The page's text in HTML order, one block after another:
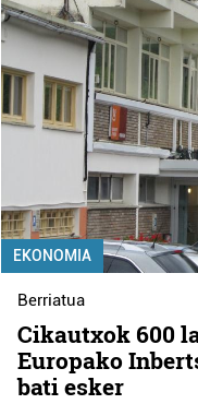
EKONOMIA
Berriatua
Cikautxok 600
Europako
bati esker